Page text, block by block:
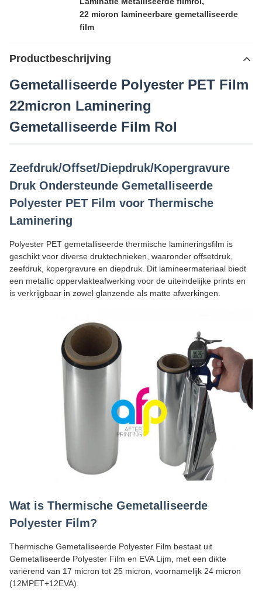
22 micron lamineerbare gemetalliseerde
film
Productbeschrijving
Gemetalliseerde Polyester PET Film
22micron Laminering
Gemetalliseerde Film Rol
Zeefdruk/Offset/Diepdruk/Kopergravure
Druk Ondersteunde Gemetalliseerde
Polyester PET Film voor Thermische
Laminering
Polyester PET gemetalliseerde thermische lamineringsfilm is
geschikt voor diverse druktechnieken, waaronder offsetdruk,
zeefdruk, kopergravure en diepdruk. Dit lamineermateriaal biedt
een metallic oppervlakteafwerking voor de uiteindelijke prints en
is verkrijgbaar in zowel glanzende als matte afwerkingen.
Wat is Thermische Gemetalliseerde
Polyester Film?
Thermische Gemetalliseerde Polyester Film bestaat uit
Gemetalliseerde Polyester Film en EVA Lijm, met een dikte
variërend van 17 micron tot 25 micron, voornamelijk 24 micron
(12MPET+12EVA).